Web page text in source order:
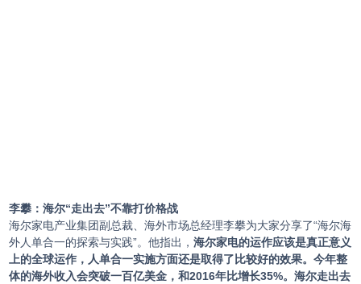
李攀：海尔“走出去”不靠打价格战
海尔家电产业集团副总裁、海外市场总经理李攀为大家分享了“海尔海
外人单合一的探索与实践”。他指出，海尔家电的运作应该是真正意义
上的全球运作，人单合一实施方面还是取得了比较好的效果。今年整
体的海外收入会突破一百亿美金，和2016年比增长35%。海尔走出去